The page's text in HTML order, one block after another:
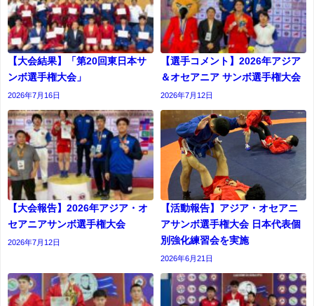
【大会結果】「第20回東日本サ
ンボ選手権大会」
2026年7月16日
【選手コメント】2026年アジア
＆オセアニア サンボ選手権大会
2026年7月12日
【大会報告】2026年アジア・オ
セアニアサンボ選手権大会
2026年7月12日
【活動報告】アジア・オセアニ
アサンボ選手権大会 日本代表個
別強化練習会を実施
2026年6月21日